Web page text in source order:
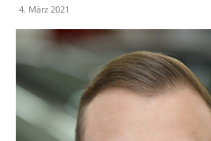
4. März 2021